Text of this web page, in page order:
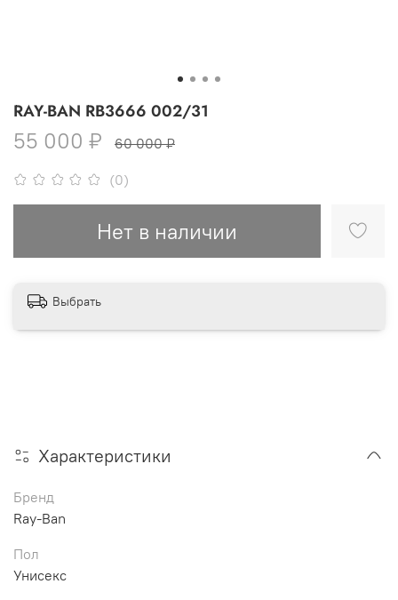
(0)
RAY-BAN RB3666 002/31
55 000 ₽ 60 000 ₽
Нет в наличии
Выбрать
Характеристики
Бренд
Ray-Ban
Пол
Унисекс